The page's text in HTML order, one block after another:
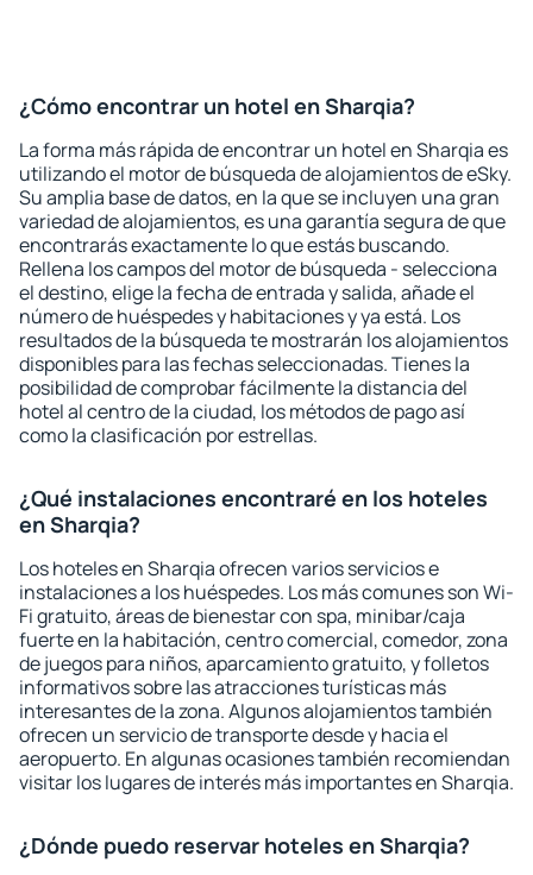
¿Cómo encontrar un hotel en Sharqia?
La forma más rápida de encontrar un hotel en Sharqia es
utilizando el motor de búsqueda de alojamientos de eSky.
Su amplia base de datos, en la que se incluyen una gran
variedad de alojamientos, es una garantía segura de que
encontrarás exactamente lo que estás buscando.
Rellena los campos del motor de búsqueda - selecciona
el destino, elige la fecha de entrada y salida, añade el
número de huéspedes y habitaciones y ya está. Los
resultados de la búsqueda te mostrarán los alojamientos
disponibles para las fechas seleccionadas. Tienes la
posibilidad de comprobar fácilmente la distancia del
hotel al centro de la ciudad, los métodos de pago así
como la clasificación por estrellas.
¿Qué instalaciones encontraré en los hoteles
en Sharqia?
Los hoteles en Sharqia ofrecen varios servicios e
instalaciones a los huéspedes. Los más comunes son Wi-
Fi gratuito, áreas de bienestar con spa, minibar/caja
fuerte en la habitación, centro comercial, comedor, zona
de juegos para niños, aparcamiento gratuito, y folletos
informativos sobre las atracciones turísticas más
interesantes de la zona. Algunos alojamientos también
ofrecen un servicio de transporte desde y hacia el
aeropuerto. En algunas ocasiones también recomiendan
visitar los lugares de interés más importantes en Sharqia.
¿Dónde puedo reservar hoteles en Sharqia?